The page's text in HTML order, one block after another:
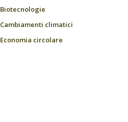
Biotecnologie
Cambiamenti climatici
Economia circolare